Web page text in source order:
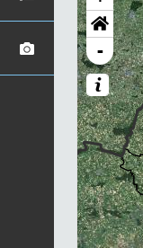
-